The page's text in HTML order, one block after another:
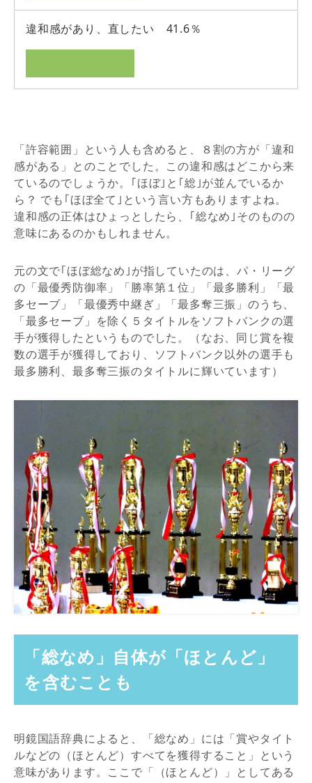
違和感があり、直したい 41.6％
「許容範囲」という人も含めると、８割の方が「違和
感がある」とのことでした。この違和感はどこから来
ているのでしょうか。｢ほぼ｣と｢総｣が並んでいるか
ら？ でも｢ほぼ全て｣という言い方もありますよね。
違和感の正体はひょっとしたら、｢総なめ｣そのものの
意味にあるのかもしれません。
元の文で｢ほぼ総なめ｣が指していたのは、パ・リーグ
の「最優秀防御率」「勝率第１位」「最多勝利」「最
多セーブ」「最優秀中継ぎ」「最多奪三振」のうち、
「最多セーブ」を除く５タイトルをソフトバンクの選
手が獲得したというものでした。（なお、同じ賞を複
数の選手が獲得しており、ソフトバンク以外の選手も
最多勝利、最多奪三振のタイトルに輝いています）
「総なめ」自体が「ほとんど」
を含むことも
明鏡国語辞典によると、「総なめ」には「賞やタイト
ルなどの（ほとんど）すべてを獲得すること」という
意味があります。ここで「（ほとんど）」としてある